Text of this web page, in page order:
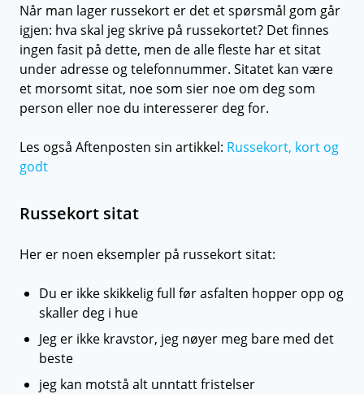
Når man lager russekort er det et spørsmål gom går
igjen: hva skal jeg skrive på russekortet? Det finnes
ingen fasit på dette, men de alle fleste har et sitat
under adresse og telefonnummer. Sitatet kan være
et morsomt sitat, noe som sier noe om deg som
person eller noe du interesserer deg for.
Les også Aftenposten sin artikkel: Russekort, kort og
godt
Russekort sitat
Her er noen eksempler på russekort sitat:
Du er ikke skikkelig full før asfalten hopper opp og
skaller deg i hue
Jeg er ikke kravstor, jeg nøyer meg bare med det
beste
jeg kan motstå alt unntatt fristelser